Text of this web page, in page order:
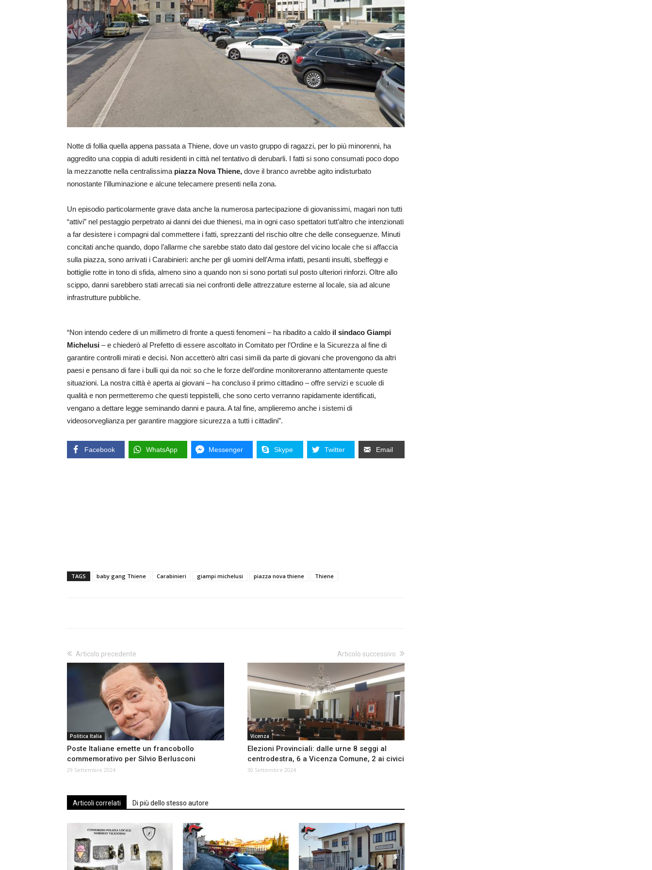
Notte di follia quella appena passata a Thiene, dove un vasto gruppo di ragazzi, per lo più minorenni, ha
aggredito una coppia di adulti residenti in città nel tentativo di derubarli. I fatti si sono consumati poco dopo
la mezzanotte nella centralissima piazza Nova Thiene, dove il branco avrebbe agito indisturbato
nonostante l’illuminazione e alcune telecamere presenti nella zona.
Un episodio particolarmente grave data anche la numerosa partecipazione di giovanissimi, magari non tutti
“attivi” nel pestaggio perpetrato ai danni dei due thienesi, ma in ogni caso spettatori tutt’altro che intenzionati
a far desistere i compagni dal commettere i fatti, sprezzanti del rischio oltre che delle conseguenze. Minuti
concitati anche quando, dopo l’allarme che sarebbe stato dato dal gestore del vicino locale che si affaccia
sulla piazza, sono arrivati i Carabinieri: anche per gli uomini dell’Arma infatti, pesanti insulti, sbeffeggi e
bottiglie rotte in tono di sfida, almeno sino a quando non si sono portati sul posto ulteriori rinforzi. Oltre allo
scippo, danni sarebbero stati arrecati sia nei confronti delle attrezzature esterne al locale, sia ad alcune
infrastrutture pubbliche.
“Non intendo cedere di un millimetro di fronte a questi fenomeni – ha ribadito a caldo il sindaco Giampi
Michelusi – e chiederò al Prefetto di essere ascoltato in Comitato per l’Ordine e la Sicurezza al fine di
garantire controlli mirati e decisi. Non accetterò altri casi simili da parte di giovani che provengono da altri
paesi e pensano di fare i bulli qui da noi: so che le forze dell’ordine monitoreranno attentamente queste
situazioni. La nostra città è aperta ai giovani – ha concluso il primo cittadino – offre servizi e scuole di
qualità e non permetteremo che questi teppistelli, che sono certo verranno rapidamente identificati,
vengano a dettare legge seminando danni e paura. A tal fine, amplieremo anche i sistemi di
videosorveglianza per garantire maggiore sicurezza a tutti i cittadini”.
Facebook WhatsApp Messenger Skype Twitter Email
TAGS baby gang Thiene Carabinieri giampi michelusi piazza nova thiene Thiene
Articolo precedente
Politica Italia
Poste Italiane emette un francobollo
commemorativo per Silvio Berlusconi
29 Settembre 2024
Articolo successivo
Vicenza
Elezioni Provinciali: dalle urne 8 seggi al
centrodestra, 6 a Vicenza Comune, 2 ai civici
30 Settembre 2024
Articoli correlati Di più dello stesso autore